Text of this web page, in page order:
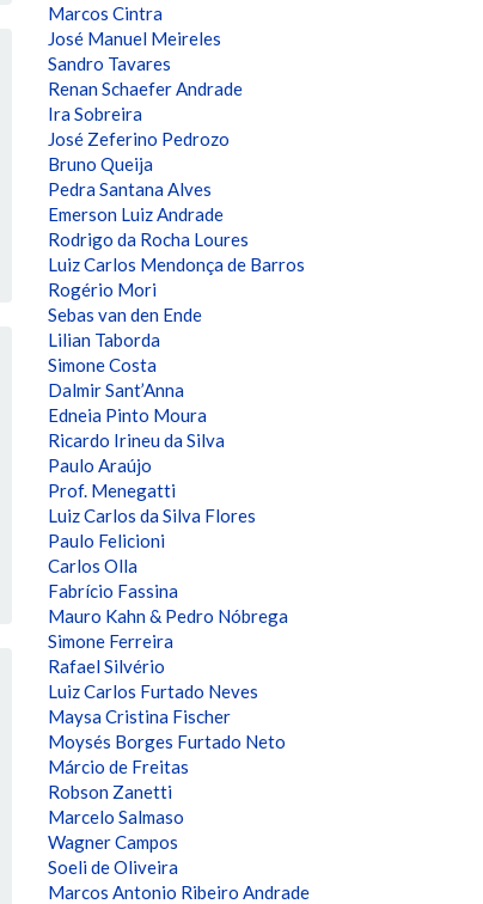
Marcos Cintra
José Manuel Meireles
Sandro Tavares
Renan Schaefer Andrade
Ira Sobreira
José Zeferino Pedrozo
Bruno Queija
Pedra Santana Alves
Emerson Luiz Andrade
Rodrigo da Rocha Loures
Luiz Carlos Mendonça de Barros
Rogério Mori
Sebas van den Ende
Lilian Taborda
Simone Costa
Dalmir Sant’Anna
Edneia Pinto Moura
Ricardo Irineu da Silva
Paulo Araújo
Prof. Menegatti
Luiz Carlos da Silva Flores
Paulo Felicioni
Carlos Olla
Fabrício Fassina
Mauro Kahn & Pedro Nóbrega
Simone Ferreira
Rafael Silvério
Luiz Carlos Furtado Neves
Maysa Cristina Fischer
Moysés Borges Furtado Neto
Márcio de Freitas
Robson Zanetti
Marcelo Salmaso
Wagner Campos
Soeli de Oliveira
Marcos Antonio Ribeiro Andrade